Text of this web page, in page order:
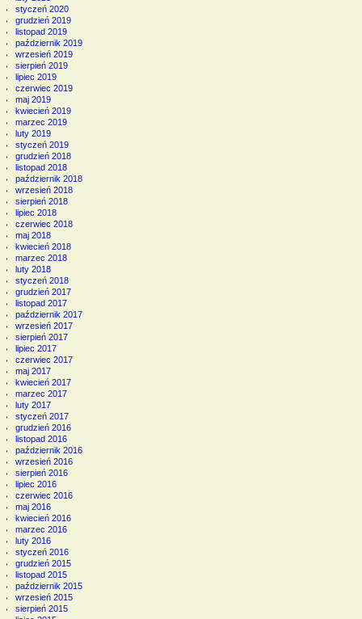
styczeń 2020
grudzień 2019
listopad 2019
październik 2019
wrzesień 2019
sierpień 2019
lipiec 2019
czerwiec 2019
maj 2019
kwiecień 2019
marzec 2019
luty 2019
styczeń 2019
grudzień 2018
listopad 2018
październik 2018
wrzesień 2018
sierpień 2018
lipiec 2018
czerwiec 2018
maj 2018
kwiecień 2018
marzec 2018
luty 2018
styczeń 2018
grudzień 2017
listopad 2017
październik 2017
wrzesień 2017
sierpień 2017
lipiec 2017
czerwiec 2017
maj 2017
kwiecień 2017
marzec 2017
luty 2017
styczeń 2017
grudzień 2016
listopad 2016
październik 2016
wrzesień 2016
sierpień 2016
lipiec 2016
czerwiec 2016
maj 2016
kwiecień 2016
marzec 2016
luty 2016
styczeń 2016
grudzień 2015
listopad 2015
październik 2015
wrzesień 2015
sierpień 2015